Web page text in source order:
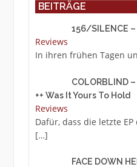
BEITRÄGE
156/SILENCE
Reviews
In ihren frühen Tagen
COLORBLIND
++ Was It Yours To Hold
Reviews
Dafür, dass die letzte
[…]
FACE DOWN